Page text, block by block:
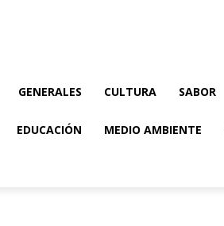
GENERALES CULTURA SABOR
EDUCACIÓN MEDIO AMBIENTE